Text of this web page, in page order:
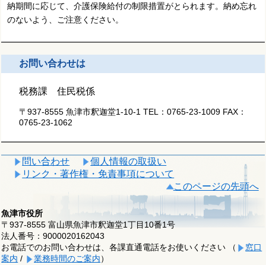
納期間に応じて、介護保険給付の制限措置がとられます。納め忘れ
のないよう、ご注意ください。
お問い合わせは
税務課 住民税係
〒937-8555 魚津市釈迦堂1-10-1 TEL：0765-23-1009 FAX：
0765-23-1062
問い合わせ
個人情報の取扱い
リンク・著作権・免責事項について
このページの先頭へ
魚津市役所
〒937-8555 富山県魚津市釈迦堂1丁目10番1号
法人番号：9000020162043
お電話でのお問い合わせは、各課直通電話をお使いください （
窓口
案内 / 業務時間のご案内）